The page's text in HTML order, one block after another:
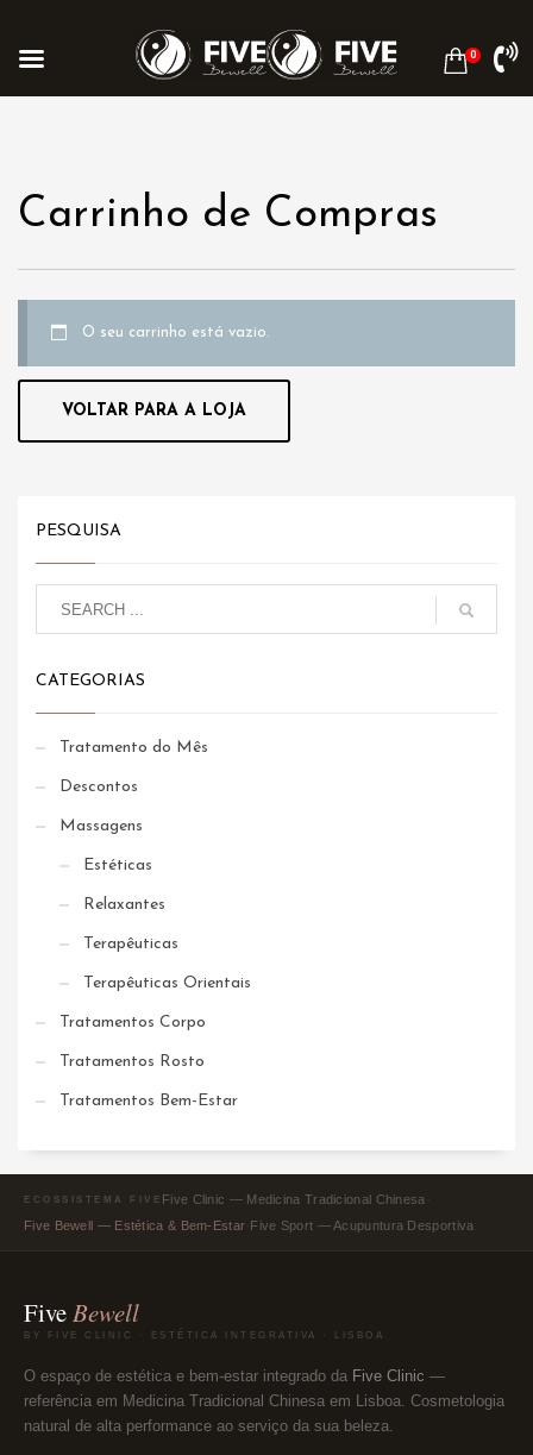
Carrinho de Compras
O seu carrinho está vazio.
VOLTAR PARA A LOJA
PESQUISA
CATEGORIAS
Tratamento do Mês
Descontos
Massagens
Estéticas
Relaxantes
Terapêuticas
Terapêuticas Orientais
Tratamentos Corpo
Tratamentos Rosto
Tratamentos Bem-Estar
ECOSSISTEMA FIVE Five Clinic — Medicina Tradicional Chinesa
Five Bewell — Estética & Bem-Estar Five Sport — Acupuntura Desportiva
FiveBewell
BY FIVE CLINIC · ESTÉTICA INTEGRATIVA · LISBOA
O espaço de estética e bem-estar integrado da Five Clinic —
referência em Medicina Tradicional Chinesa em Lisboa. Cosmetologia
natural de alta performance ao serviço da sua beleza.
0